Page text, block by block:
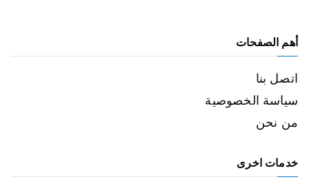
أهم الصفحات
اتصل بنا
سياسة الخصوصية
من نحن
خدمات اخرى